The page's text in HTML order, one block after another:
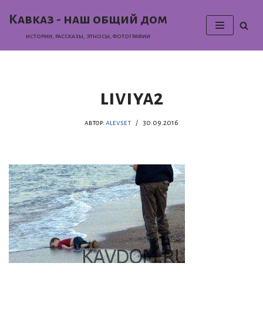
Кавказ - наш общий дом
истории, раcсказы, этносы, фотографии
liviya2
автор: alevset 30.09.2016